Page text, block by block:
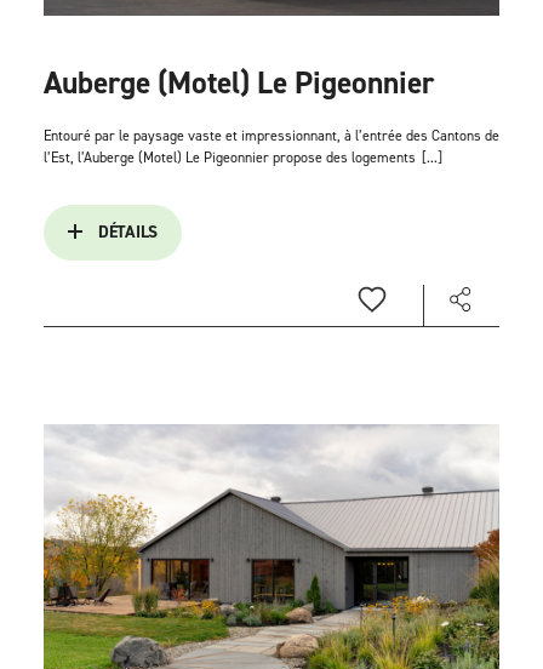
Auberge (Motel) Le Pigeonnier
Entouré par le paysage vaste et impressionnant, à l’entrée des Cantons de
l’Est, l’Auberge (Motel) Le Pigeonnier propose des logements [...]
DÉTAILS